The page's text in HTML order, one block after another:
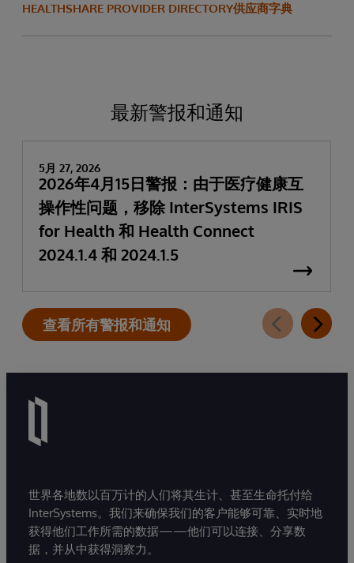
HEALTHSHARE PROVIDER DIRECTORY供应商字典
最新警报和通知
5月 27, 2026
2026年4月15日警报：由于医疗健康互
操作性问题，移除 InterSystems IRIS
for Health 和 Health Connect
2024.1.4 和 2024.1.5
查看所有警报和通知
世界各地数以百万计的人们将其生计、甚至生命托付给
InterSystems。我们来确保我们的客户能够可靠、实时地
获得他们工作所需的数据——他们可以连接、分享数
据，并从中获得洞察力。